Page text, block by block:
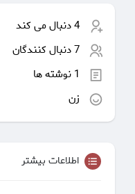
کاوش کنید
بازی ها
ارائه می دهد
4 دنبال می کند
7 دنبال کنندگان
1 نوشته ها
زن
اطلاعات بیشتر